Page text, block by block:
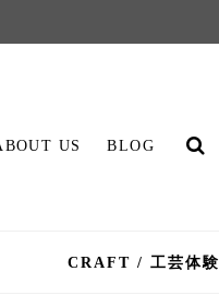
US BLOG
CRAFT / 工芸体験